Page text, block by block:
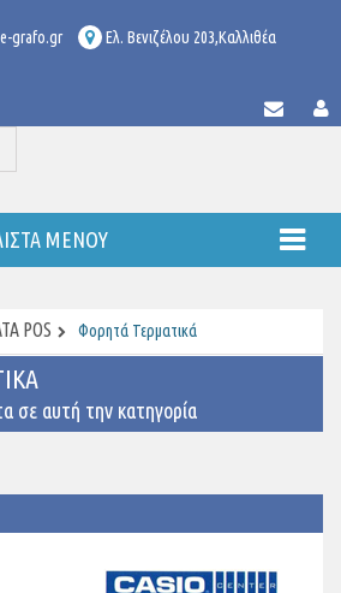
grafo.gr Ελ. Βενιζέλου 203,Καλλιθέα
ΜΕΝΟΎ
POS Φορητά Τερματικά
σε αυτή την κατηγορία